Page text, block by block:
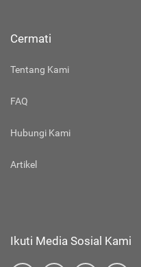
Cermati
Tentang Kami
FAQ
Hubungi Kami
Artikel
Ikuti Media Sosial Kami